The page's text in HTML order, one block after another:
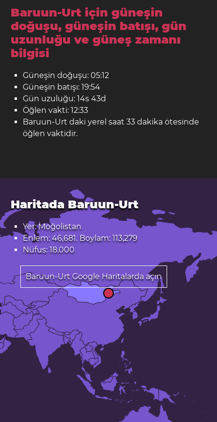
Baruun-Urt için güneşin
doğuşu, güneşin batışı, gün
uzunluğu ve güneş zamanı
bilgisi
Güneşin doğuşu: 05:12
Güneşin batışı: 19:54
Gün uzuluğu: 14s 43d
Öğlen vakti: 12:33
Baruun-Urt daki yerel saat 33 dakika ötesinde
öğlen vaktidir.
Haritada Baruun-Urt
Yer: Moğolistan
Enlem: 46,681. Boylam: 113,279
Nüfus: 18.000
Baruun-Urt Google Haritalarda açın